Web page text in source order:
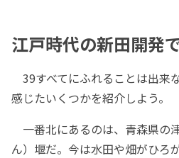
江戸時代の新田開発
39すべてにふれることは出来
感じたいくつかを紹介しよう。
一番北にあるのは、青森県の
ん）堰だ。今は水田や畑がひろ